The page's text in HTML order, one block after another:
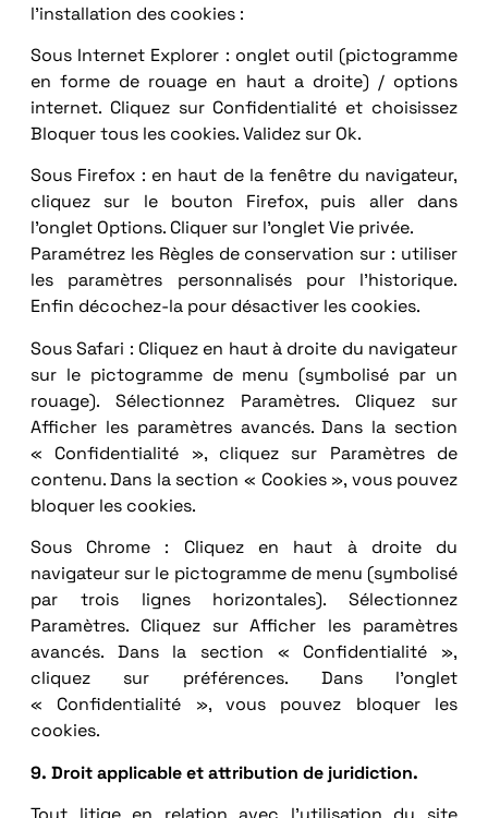
l’installation des cookies :
Sous Internet Explorer : onglet outil (pictogramme
en forme de rouage en haut a droite) / options
internet. Cliquez sur Confidentialité et choisissez
Bloquer tous les cookies. Validez sur Ok.
Sous Firefox : en haut de la fenêtre du navigateur,
cliquez sur le bouton Firefox, puis aller dans
l’onglet Options. Cliquer sur l’onglet Vie privée.
Paramétrez les Règles de conservation sur : utiliser
les paramètres personnalisés pour l’historique.
Enfin décochez-la pour désactiver les cookies.
Sous Safari : Cliquez en haut à droite du navigateur
sur le pictogramme de menu (symbolisé par un
rouage). Sélectionnez Paramètres. Cliquez sur
Afficher les paramètres avancés. Dans la section
« Confidentialité », cliquez sur Paramètres de
contenu. Dans la section « Cookies », vous pouvez
bloquer les cookies.
Sous Chrome : Cliquez en haut à droite du
navigateur sur le pictogramme de menu (symbolisé
par trois lignes horizontales). Sélectionnez
Paramètres. Cliquez sur Afficher les paramètres
avancés. Dans la section « Confidentialité »,
cliquez sur préférences. Dans l’onglet
« Confidentialité », vous pouvez bloquer les
cookies.
9. Droit applicable et attribution de juridiction.